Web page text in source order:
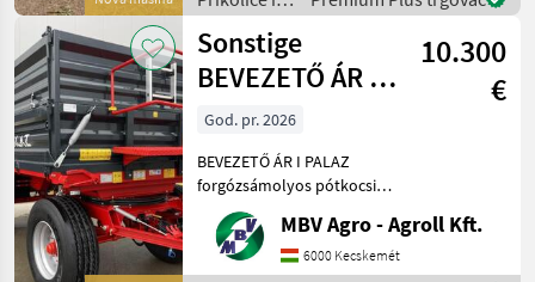
kereskedőitő
transportna
vozila /
Sonstige
Sonstige
BEVEZETŐ ÁR I
PALAZ
forgózsámolyos
pótkocsik I 8
10.300
€
God. pr. 2026
BEVEZETŐ ÁR I PALAZ
forgózsámolyos pótkocsik I
8T-18T Ha PALAZ akkor
kizárólag az MBV AGRO!
Vásároljon közvetlenül az
MBV Agro - Agroll Kft.
6000 Kecskemét